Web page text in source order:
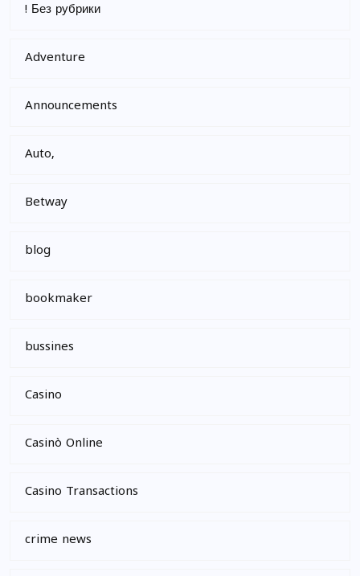
! Без рубрики
Adventure
Announcements
Auto,
Betway
blog
bookmaker
bussines
Casino
Casinò Online
Casino Transactions
crime news